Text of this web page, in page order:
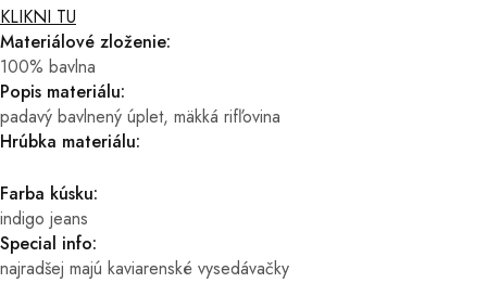
sa v nich kľudne vydajte na špacírovačky mestom. Dali sme si
záležať na nadčasovej klasike a ležérnom strihu. Široké wide leg
nohavice v príjemnom prevedení materiálu. Nohavice sme navrhli
s vysokým pásom, bočnými vreckami a nesťahujúcou gumou v
páse. Ležérky majú dĺžku približne 109 cm - po následnom praní
strihu sme s tým počítali, preto sa nezľaknite, prídu vám viac
dlhšie. Odporúčame dodržiavať pracie symboly, kúsok perte
maximálne na 30 stupňoch.
KLIKNI TU
Materiálové zloženie:
100% bavlna
Popis materiálu:
padavý bavlnený úplet, mäkká rifľovina
Hrúbka materiálu:
Farba kúsku:
indigo jeans
Special info:
najradšej majú kaviarenské vysedávačky